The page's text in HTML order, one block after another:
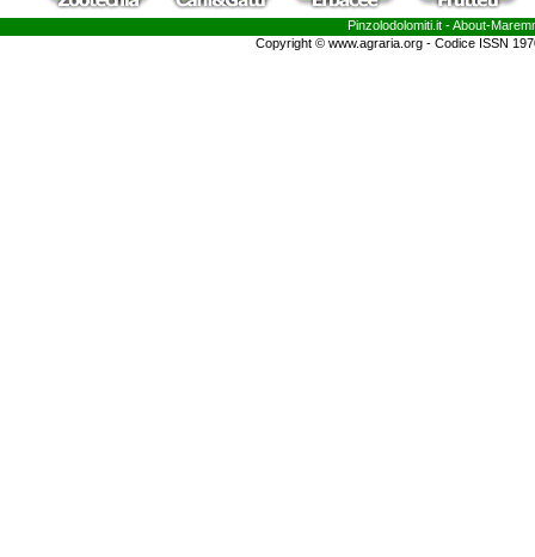
Pinzolodolomiti.it - About-
Copyright © www.agraria.org - Codice ISSN